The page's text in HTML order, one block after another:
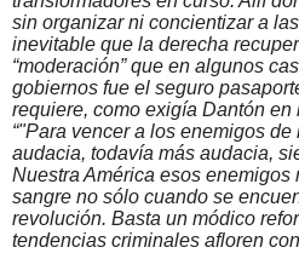
sin organizar ni concientizar a
inevitable que la derecha
“moderación” que en algunos
gobiernos fue el seguro
requiere, como exigía Dantón
“"Para vencer a los enemigos
audacia, todavía más audacia,
Nuestra América esos
sangre no sólo cuando se
revolución. Basta un módico
tendencias criminales afloren